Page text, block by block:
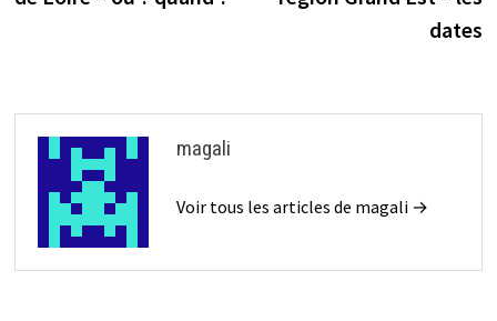
dates
magali
Voir tous les articles de magali →